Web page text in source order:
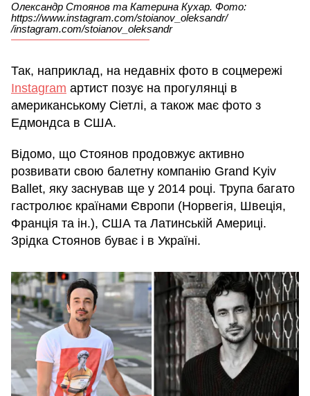
Олександр Стоянов та Катерина Кухар. Фото:
https://www.instagram.com/stoianov_oleksandr/
/instagram.com/stoianov_oleksandr
Так, наприклад, на недавніх фото в соцмережі
Instagram артист позує на прогулянці в
американському Сіетлі, а також має фото з
Едмондса в США.
Відомо, що Стоянов продовжує активно
розвивати свою балетну компанію Grand Kyiv
Ballet, яку заснував ще у 2014 році. Трупа багато
гастролює країнами Європи (Норвегія, Швеція,
Франція та ін.), США та Латинській Америці.
Зрідка Стоянов буває і в Україні.